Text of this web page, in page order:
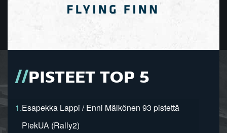
PISTEET TOP 5
1.Esapekka Lappi / Enni Mälkönen 93 pistettä
PiekUA (Rally2)